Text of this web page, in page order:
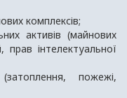
комплексів;
активів (майнових
прав інтелектуальної
пожежі,